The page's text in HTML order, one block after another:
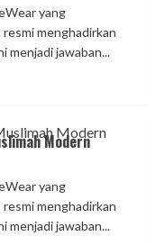
yang
menghadirkan
menjadi jawaban...
Modern
yang
menghadirkan
menjadi jawaban...